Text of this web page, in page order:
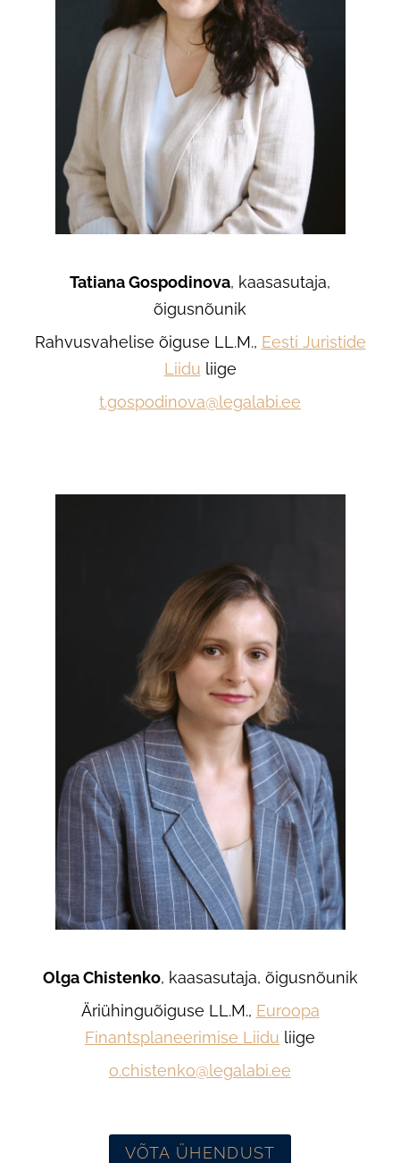
Tatiana Gospodinova, kaasasutaja,
õigusnõunik
Rahvusvahelise õiguse LL.M., Eesti Juristide
Liidu liige
t.gospodinova@legalabi.ee
Olga Chistenko, kaasasutaja, õigusnõunik
Äriühinguõiguse LL.M., Euroopa
Finantsplaneerimise Liidu liige
o.chistenko@legalabi.ee
VÕTA ÜHENDUST